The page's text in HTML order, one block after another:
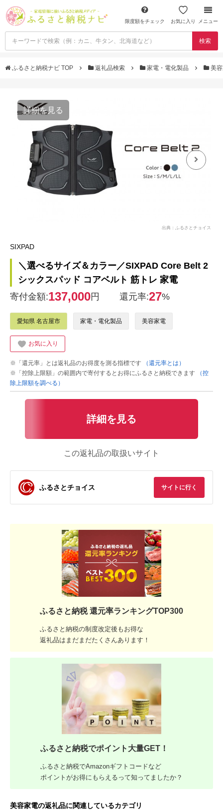
限度額をチェック お気に入り メニュー
検索
ふるさと納税ナビ TOP 返礼品検索 家電・電化製品 美
詳細を見る
出典：ふるさとチョイス
SIXPAD
＼選べるサイズ＆カラー／SIXPAD Core Belt 2
シックスパッド コアベルト 筋トレ 家電
寄付金額:137,000円 還元率:27%
愛知県 名古屋市 家電・電化製品 美容家電
お気に入り
※「還元率」とは返礼品のお得度を測る指標です
（還元率とは）
※「控除上限額」の範囲内で寄付するとお得にふるさと納税できます
（控
除上限額を調べる）
詳細を見る
この返礼品の取扱いサイト
ふるさとチョイス サイトに行く
ふるさと納税 還元率ランキングTOP300
ふるさと納税の制度改定後もお得な
返礼品はまだまだたくさんあります！
ふるさと納税でポイント大量GET！
ふるさと納税でAmazonギフトコードなど
ポイントがお得にもらえるって知ってましたか？
美容家電の返礼品に関連しているカテゴリ